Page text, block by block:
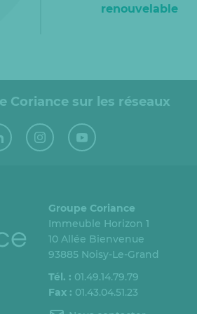
renouvelable
Coriance sur les réseaux
Groupe Coriance
Immeuble Horizon 1
10 Allée Bienvenue
93885 Noisy-Le-Grand
Tél. : 01.49.14.79.79
Fax : 01.43.04.51.23